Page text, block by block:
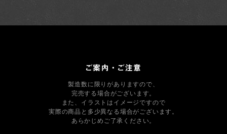
製造数に限りがありますので、
完売する場合がございます。
また、イラストはイメージですので
実際の商品と多少異なる場合がございます。
あらかじめご了承ください。